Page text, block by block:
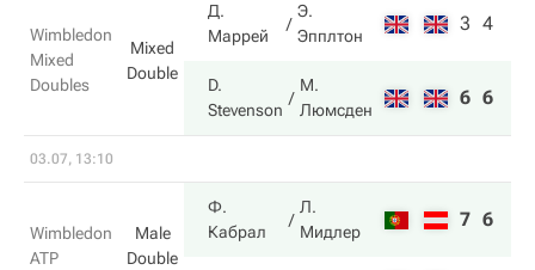
Wimbledon
Mixed
Doubles
Mixed
Double
Д.
Маррей
Э.
Эпплтон
3 4
D.
Stevenson
М.
Люмсден
6 6
03.07, 13:10
Wimbledon
ATP
Male
Double
Ф.
Кабрал
Л.
Мидлер
7 6